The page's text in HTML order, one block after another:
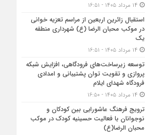
استقبال زائرین اربعین از مراسم تعزیه خوانی
در موکب محبان الرضا (ع) شهرداری منطقه
یک
توسعه زیرساخت‌های فرودگاهی، افزایش شبکه
پروازی و تقویت توان پشتیبانی و امدادی
فرودگاه شهدای ایلام
ترویج فرهنگ عاشورایی بین کودکان و
نوجوانان با فعالیت حسینیه کودک در موکب
محبان الرضا(ع)